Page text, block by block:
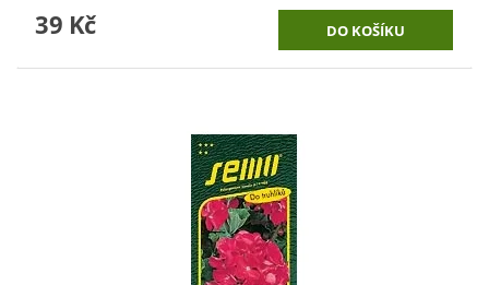
39 Kč